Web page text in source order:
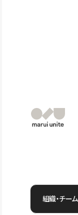
組織・チー